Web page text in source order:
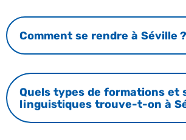
Comment se rendre à Séville ?
Quels types de formations et
linguistiques trouve-t-on à